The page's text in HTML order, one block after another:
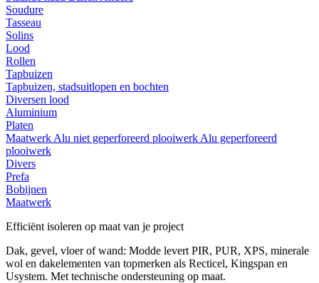
Soudure
Tasseau
Solins
Lood
Rollen
Tapbuizen
Tapbuizen, stadsuitlopen en bochten
Diversen lood
Aluminium
Platen
Maatwerk Alu niet geperforeerd plooiwerk Alu geperforeerd
plooiwerk
Divers
Prefa
Bobijnen
Maatwerk
Efficiënt isoleren op maat van je project
Dak, gevel, vloer of wand: Modde levert PIR, PUR, XPS, minerale
wol en dakelementen van topmerken als Recticel, Kingspan en
Usystem. Met technische ondersteuning op maat.